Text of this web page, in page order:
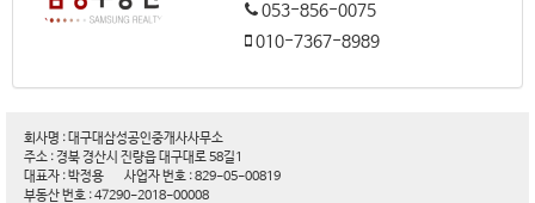
053-856-0075
010-7367-8989
회사명 : 대구대삼성공인중개사사무소
주소 : 경북 경산시 진량읍 대구대로 58길1
대표자 : 박정용
사업자 번호 : 829-05-00819
부동산 번호 : 47290-2018-00008